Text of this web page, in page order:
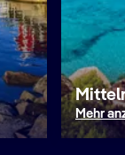
Mehr